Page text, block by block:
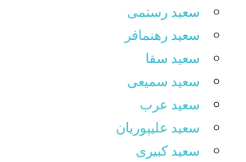
سعید رستمی
سعید رهنمافر
سعید سقا
سعید سمیعی
سعید عرب
سعید علیپوریان
سعید کبیری